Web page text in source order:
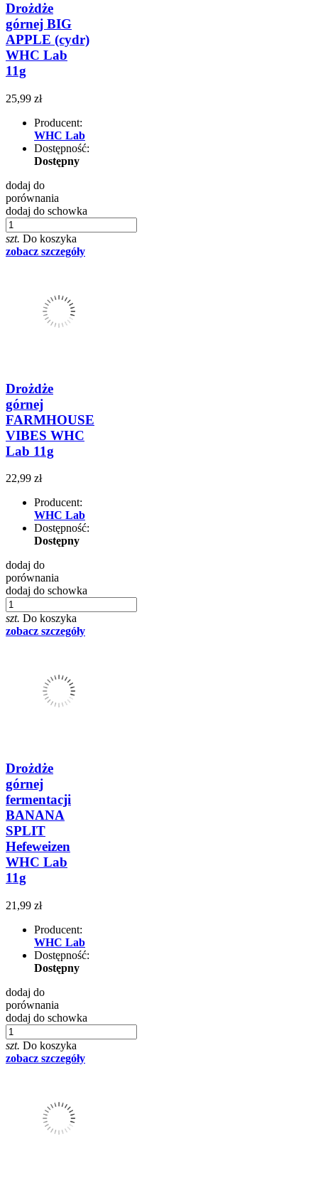
Drożdże
górnej BIG
APPLE (cydr)
WHC Lab
11g
25,99 zł
Producent:
WHC Lab
Dostępność:
Dostępny
dodaj do
porównania
dodaj do schowka
szt. Do koszyka
zobacz szczegóły
Drożdże
górnej
FARMHOUSE
VIBES WHC
Lab 11g
22,99 zł
Producent:
WHC Lab
Dostępność:
Dostępny
dodaj do
porównania
dodaj do schowka
szt. Do koszyka
zobacz szczegóły
Drożdże
górnej
fermentacji
BANANA
SPLIT
Hefeweizen
WHC Lab
11g
21,99 zł
Producent:
WHC Lab
Dostępność:
Dostępny
dodaj do
porównania
dodaj do schowka
szt. Do koszyka
zobacz szczegóły